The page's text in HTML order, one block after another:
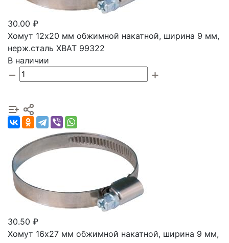
30.00 ₽
Хомут 12х20 мм обжимной накатной, ширина 9 мм,
нерж.сталь ХВАТ 99322
В наличии
30.50 ₽
Хомут 16х27 мм обжимной накатной, ширина 9 мм,